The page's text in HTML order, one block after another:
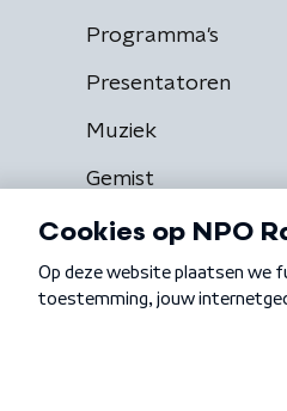
Programma's
Presentatoren
Muziek
Gemist
Algemene voorwaarden